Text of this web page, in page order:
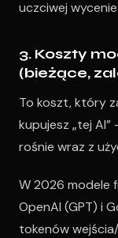
uczciwej
3. Koszty
(bieżące,
To koszt, który
kupujesz „tej
rośnie wraz z
W 2026 modele
OpenAI (GPT) i
tokenów